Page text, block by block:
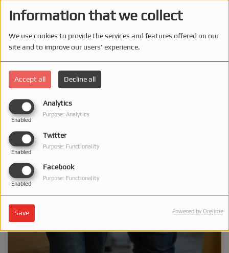
Information that we collect
We use cookies to provide the services and features offered on our
site and to improve our users' experience.
Accept all Decline all
Analytics
Enabled
Purpose: Analytics
Twitter
Enabled
Purpose: Functionality
Facebook
Enabled
Purpose: Functionality
Save Powered by Orejime